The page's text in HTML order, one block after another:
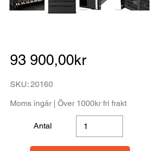
93 900,00kr
SKU: 20160
Moms ingår | Över 1000kr fri frakt
Antal